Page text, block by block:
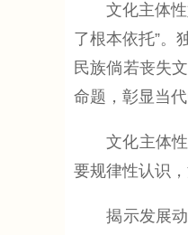
文化主体性始
了根本依托”。
民族倘若丧失
命题，彰显当
文化主体性
要规律性认识
揭示发展动力